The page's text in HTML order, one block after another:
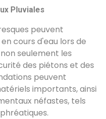
Pluviales
peuvent
cours d'eau lors de
seulement les
des piétons et des
peuvent
importants, ainsi
néfastes, tels